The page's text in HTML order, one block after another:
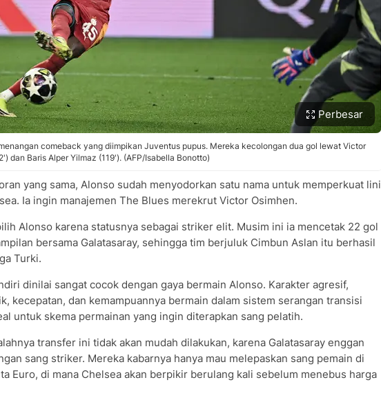
Perbesar
comeback yang diimpikan Juventus pupus. Mereka kecolongan dua gol lewat Victor
dan Baris Alper Yilmaz (119'). (AFP/Isabella Bonotto)
yang sama, Alonso sudah menyodorkan satu nama untuk memperkuat lini
Ia ingin manajemen The Blues merekrut Victor Osimhen.
Alonso karena statusnya sebagai striker elit. Musim ini ia mencetak 22 gol
bersama Galatasaray, sehingga tim berjuluk Cimbun Aslan itu berhasil
Turki.
dinilai sangat cocok dengan gaya bermain Alonso. Karakter agresif,
kecepatan, dan kemampuannya bermain dalam sistem serangan transisi
untuk skema permainan yang ingin diterapkan sang pelatih.
transfer ini tidak akan mudah dilakukan, karena Galatasaray enggan
sang striker. Mereka kabarnya hanya mau melepaskan sang pemain di
Euro, di mana Chelsea akan berpikir berulang kali sebelum menebus harga